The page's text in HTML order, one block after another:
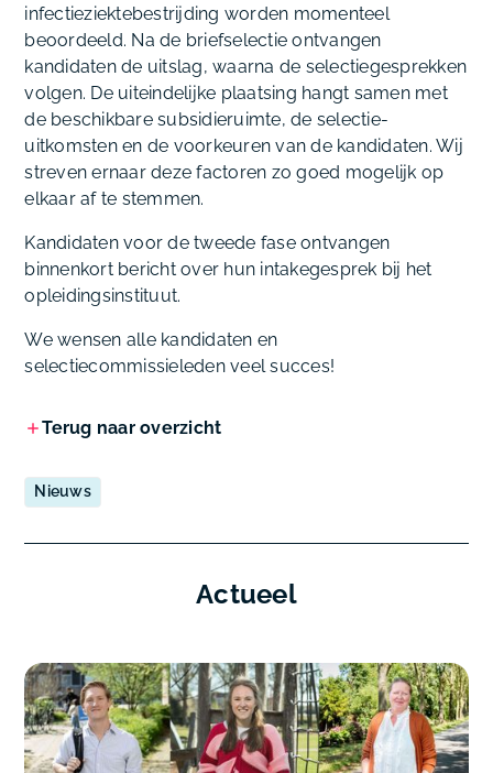
infectieziektebestrijding worden momenteel
beoordeeld. Na de briefselectie ontvangen
kandidaten de uitslag, waarna de selectiegesprekken
volgen. De uiteindelijke plaatsing hangt samen met
de beschikbare subsidieruimte, de selectie-
uitkomsten en de voorkeuren van de kandidaten. Wij
streven ernaar deze factoren zo goed mogelijk op
elkaar af te stemmen.
Kandidaten voor de tweede fase ontvangen
binnenkort bericht over hun intakegesprek bij het
opleidingsinstituut.
We wensen alle kandidaten en
selectiecommissieleden veel succes!
Terug naar overzicht
Nieuws
Actueel